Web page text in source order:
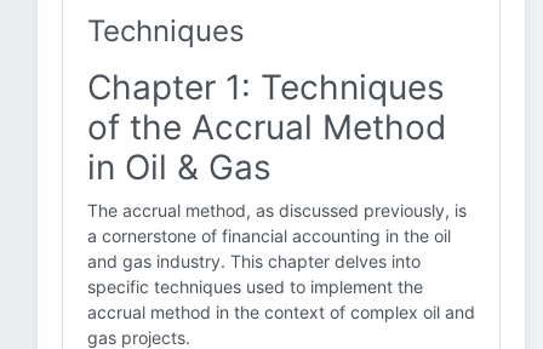
Techniques
Chapter 1: Techniques
of the Accrual Method
in Oil & Gas
The accrual method, as discussed previously, is
a cornerstone of financial accounting in the oil
and gas industry. This chapter delves into
specific techniques used to implement the
accrual method in the context of complex oil and
gas projects.